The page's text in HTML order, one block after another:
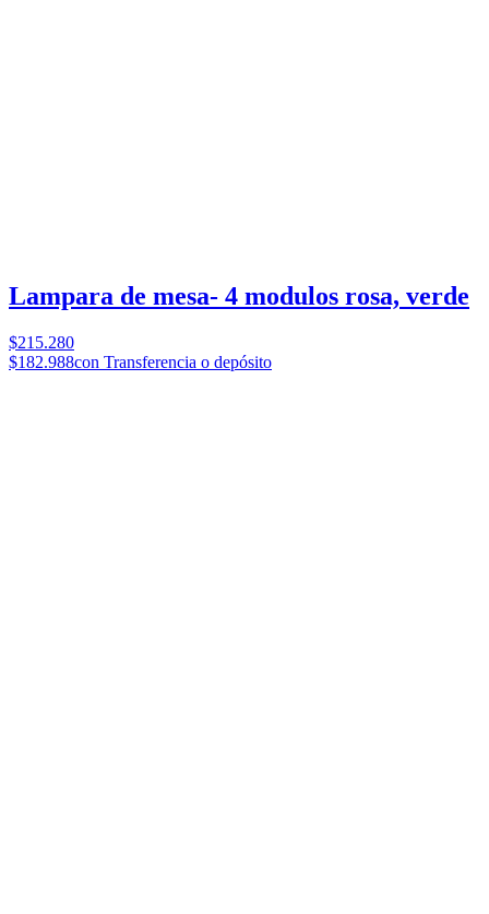
Lampara de mesa- 4 modulos rosa, verde
$215.280
$182.988con Transferencia o depósito